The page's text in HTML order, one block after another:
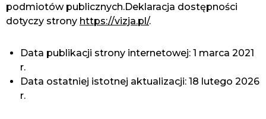
podmiotów publicznych.Deklaracja dostępności
dotyczy strony https://vizja.pl/.
Data publikacji strony internetowej: 1 marca 2021
r.
Data ostatniej istotnej aktualizacji: 18 lutego 2026
r.